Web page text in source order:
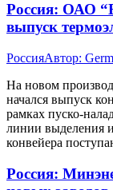
Россия: ОАО
выпуск
РоссияАвтор:
На новом
начался выпуск
рамках пуско-
линии выделения
конвейера
Россия: